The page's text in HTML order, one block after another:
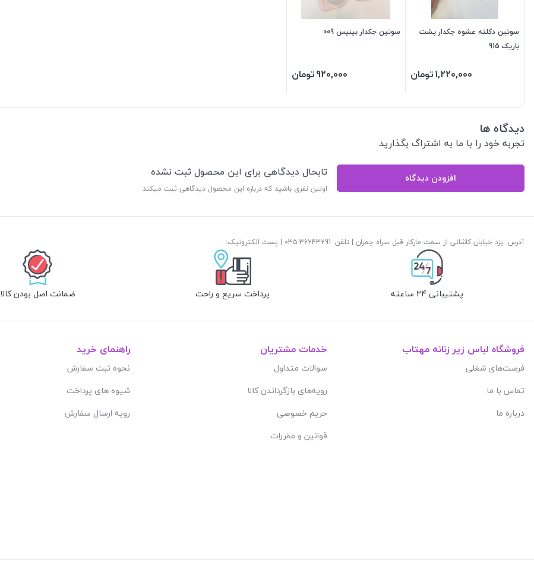
سوتین دکلته عشوه جکدار پشت
باریک 915
1,220,000تومان
سوتین جکدار بینیس 009
920,000تومان
دیدگاه ها
تجربه خود را با ما به اشتراگ بگذارید
افزودن دیدگاه تابحال دیدگاهی برای این محصول ثبت نشده
اولین نفری باشید که درباره این محصول دیدگاهی ثبت میکند
آدرس: یزد خیابان کاشانی از سمت مارکار قبل سراه چمران | تلفن: ‎035-36243291 | پست الکترونیک:
پشتیبانی 24 ساعته پرداخت سریع و راحت ضمانت اصل بودن کالا
فروشگاه لباس زیر زنانه مهتاب
فرصت‌های شغلی
تماس با ما
درباره ما
خدمات مشتریان
سوالات متداول
رویه‌های بازگرداندن کالا
حریم خصوصی
قوانین و مقررات
راهنمای خرید
نحوه ثبت سفارش
شیوه های پرداخت
رویه ارسال سفارش